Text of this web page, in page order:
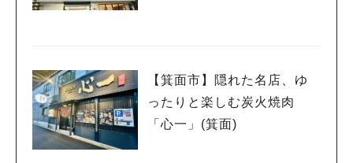
【箕面市】隠れた名店、ゆ
ったりと楽しむ炭火焼肉
「心一」(箕面)